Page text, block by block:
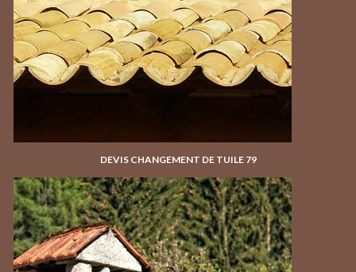
DEVIS CHANGEMENT DE TUILE 79